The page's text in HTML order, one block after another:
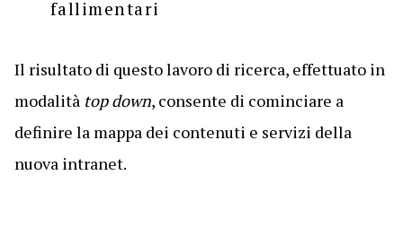
fallimentari
Il risultato di questo lavoro di ricerca, effettuato in
modalità top down, consente di cominciare a
definire la mappa dei contenuti e servizi della
nuova intranet.